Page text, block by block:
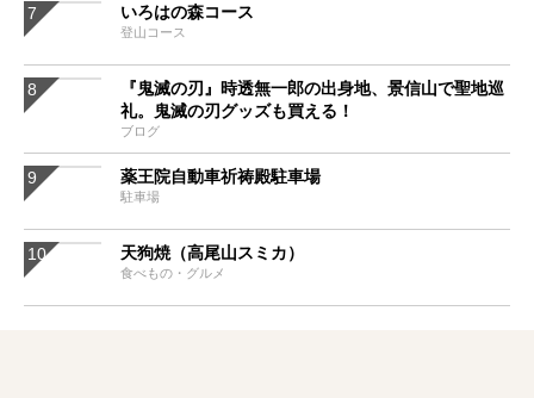
いろはの森コース
登山コース
『鬼滅の刃』時透無一郎の出身地、景信山で聖地巡
礼。鬼滅の刃グッズも買える！
ブログ
薬王院自動車祈祷殿駐車場
駐車場
天狗焼（高尾山スミカ）
食べもの・グルメ